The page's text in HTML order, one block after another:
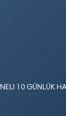
10 GÜNLÜK